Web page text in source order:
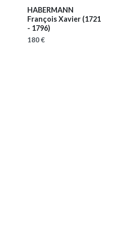
HABERMANN
François Xavier (1721
- 1796)
180 €